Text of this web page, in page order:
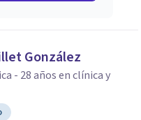
González
- 28 años en clínica y